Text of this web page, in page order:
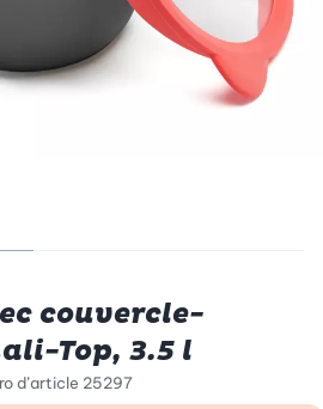
couvercle-
Top, 3.5 l
d’article 25297